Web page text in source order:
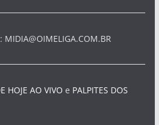
MIDIA@OIMELIGA.COM.BR
HOJE AO VIVO e PALPITES DOS